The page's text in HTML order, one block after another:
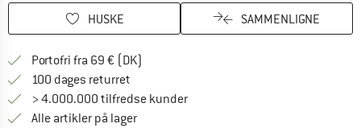
HUSKE SAMMENLIGNE
Portofri fra 69 € (DK)
100 dages returret
> 4.000.000 tilfredse kunder
Alle artikler på lager